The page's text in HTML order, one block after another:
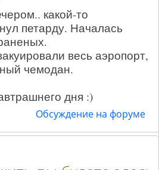
какой-то
петарду. Началась
весь аэропорт,
чемодан.
дня :)
Обсуждение на форуме